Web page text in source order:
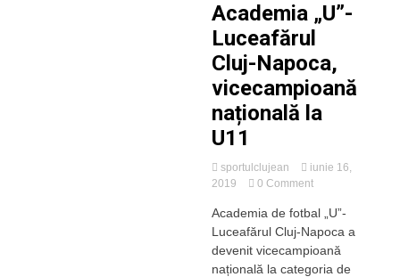
Academia „U”-
Luceafărul
Cluj-Napoca,
vicecampioană
națională la
U11
sportulclujean
iunie 16,
2019
0 Commenton
„U”-
Luceafărul
Cluj-
Napoca,
Academia de fotbal „U”-
Luceafărul Cluj-Napoca a
devenit vicecampioană
națională la categoria de